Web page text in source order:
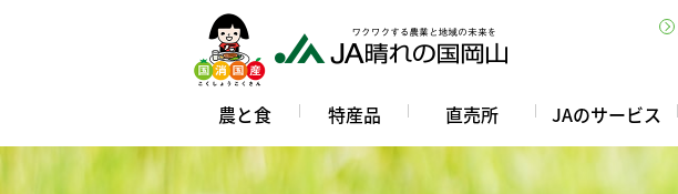
農と食 特産品 直売所 JAのサービス